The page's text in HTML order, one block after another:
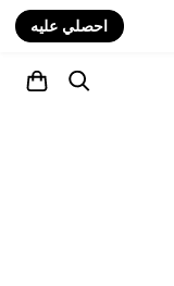
احصلي عليه